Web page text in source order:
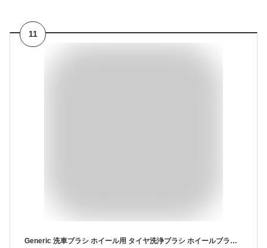
11
Generic 洗車ブラシ ホイール用 タイヤ洗浄ブラシ ホイールブラシ ラクラク洗浄 洗車用品 ブラック タイヤ掃除 ホイール 洗車道具 傷のない 隙間掃除 多用途 タイヤブラシ洗浄工具用